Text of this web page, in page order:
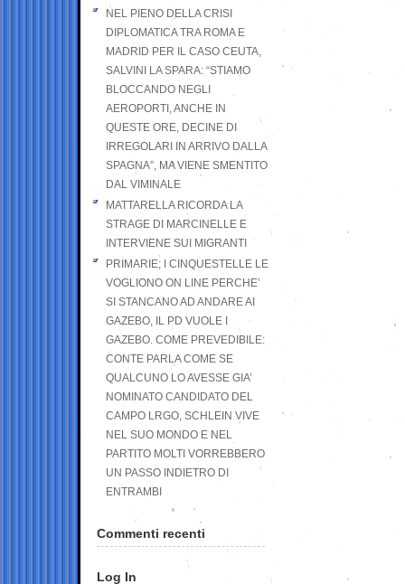
NEL PIENO DELLA CRISI
DIPLOMATICA TRA ROMA E
MADRID PER IL CASO CEUTA,
SALVINI LA SPARA: “STIAMO
BLOCCANDO NEGLI
AEROPORTI, ANCHE IN
QUESTE ORE, DECINE DI
IRREGOLARI IN ARRIVO DALLA
SPAGNA”, MA VIENE SMENTITO
DAL VIMINALE
MATTARELLA RICORDA LA
STRAGE DI MARCINELLE E
INTERVIENE SUI MIGRANTI
PRIMARIE; I CINQUESTELLE LE
VOGLIONO ON LINE PERCHE’
SI STANCANO AD ANDARE AI
GAZEBO, IL PD VUOLE I
GAZEBO. COME PREVEDIBILE:
CONTE PARLA COME SE
QUALCUNO LO AVESSE GIA’
NOMINATO CANDIDATO DEL
CAMPO LRGO, SCHLEIN VIVE
NEL SUO MONDO E NEL
PARTITO MOLTI VORREBBERO
UN PASSO INDIETRO DI
ENTRAMBI
Commenti recenti
Log In